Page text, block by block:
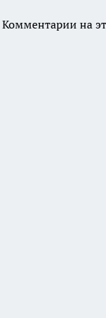
Комментарии на